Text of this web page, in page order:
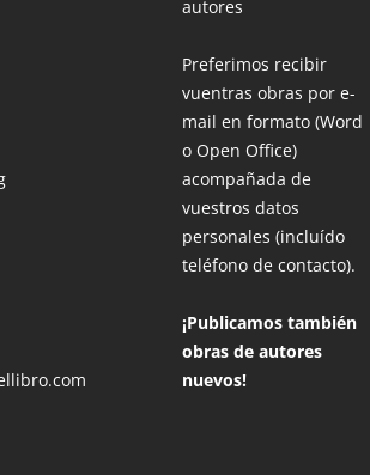
autores
Preferimos recibir
vuentras obras por e-
mail en formato (Word
o Open Office)
acompañada de
vuestros datos
personales (incluído
teléfono de contacto).
¡Publicamos también
obras de autores
nuevos!